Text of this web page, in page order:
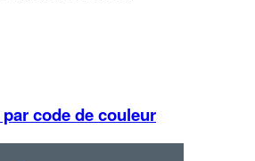
code de couleur